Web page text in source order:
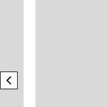
previous element